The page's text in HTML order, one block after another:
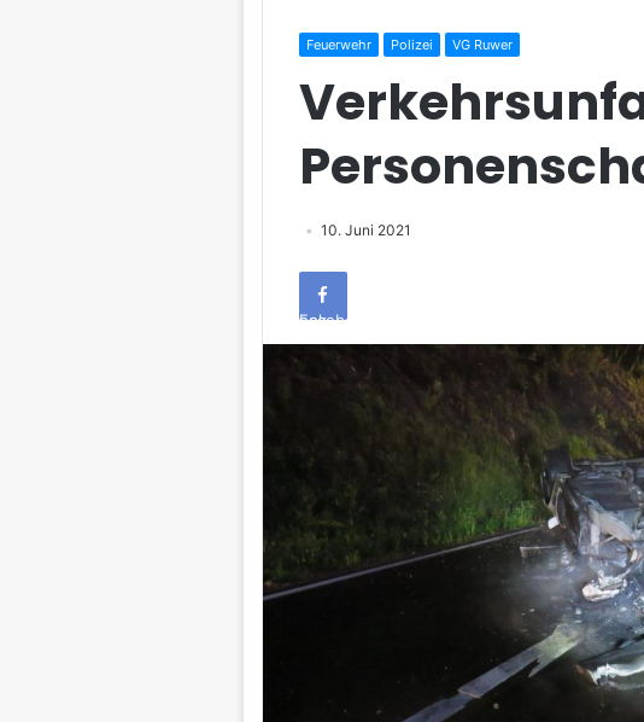
Feuerwehr Polizei VG Ruwer
10. Juni 2021
Facebook